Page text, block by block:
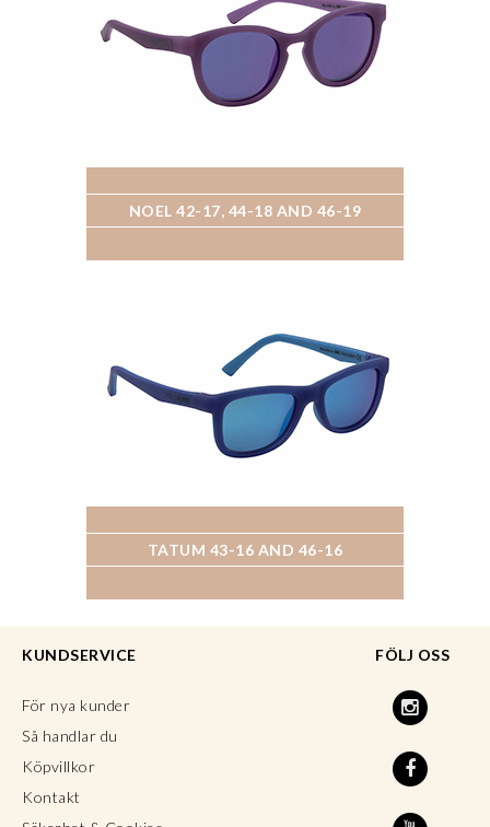
NOEL 42-17, 44-18 AND 46-19
TATUM 43-16 AND 46-16
FÖLJ OSS
KUNDSERVICE
För nya kunder
Så handlar du
Köpvillkor
Kontakt